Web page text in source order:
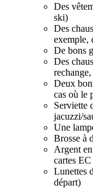
Des
ski)
Des
exemple,
De bons
Des
Deux
cas où le
Serviette
jacuzzi/
Une
Brosse à
Argent
cartes
Lunettes
départ)